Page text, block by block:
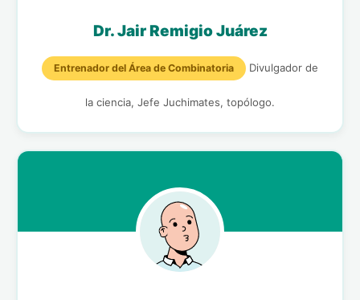
Dr. Jair Remigio Juárez
Entrenador del Área de Combinatoria Divulgador de
la ciencia, Jefe Juchimates, topólogo.